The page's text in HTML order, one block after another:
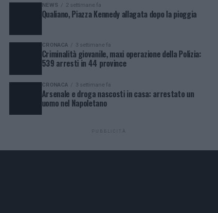
NEWS 2 settimane fa
Qualiano, Piazza Kennedy allagata dopo la pioggia
CRONACA 3 settimane fa
Criminalità giovanile, maxi operazione della Polizia:
539 arresti in 44 province
CRONACA 3 settimane fa
Arsenale e droga nascosti in casa: arrestato un
uomo nel Napoletano
PUBBLICITÀ